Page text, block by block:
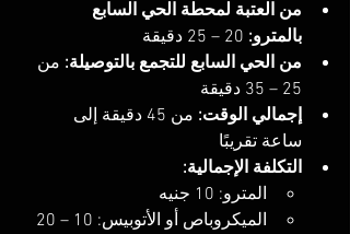
من العتبة لمحطة الحي السابع
بالمترو:
من الحي السابع للتجمع بالتوصيلة: من
25 – 35 دقيقة
إجمالي الوقت:
من 45 دقيقة إلى
ساعة تقريبًا
التكلفة الإجمالية:
المترو: 10 جنيه